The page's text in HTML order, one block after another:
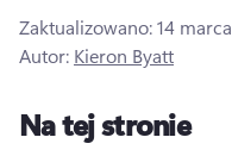
Zaloguj się
Zaktualizowano:14
Autor: Kieron Byatt
Na tej stronie